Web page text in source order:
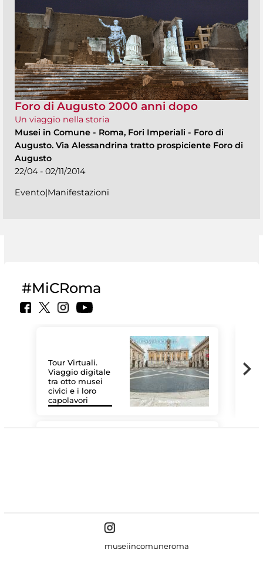
Foro di Augusto 2000 anni dopo
Un viaggio nella storia
Musei in Comune - Roma, Fori Imperiali - Foro di
Augusto. Via Alessandrina tratto prospiciente Foro di
Augusto
22/04 - 02/11/2014
Evento|Manifestazioni
#MiCRoma
Tour Virtuali.
Viaggio digitale
tra otto musei
civici e i loro
capolavori
museiincomuneroma